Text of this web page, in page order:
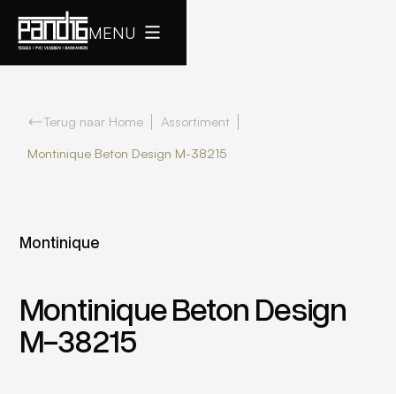
MENU
Terug naar Home
Assortiment
Montinique Beton Design M-38215
Montinique
Montinique Beton Design
M-38215